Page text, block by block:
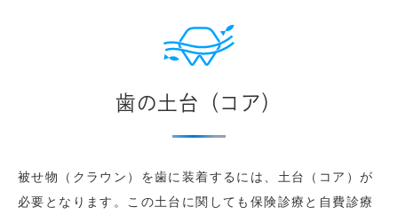
歯の土台（コア）
被せ物（クラウン）を歯に装着するには、土台（コア）が
必要となります。この土台に関しても保険診療と自費診療